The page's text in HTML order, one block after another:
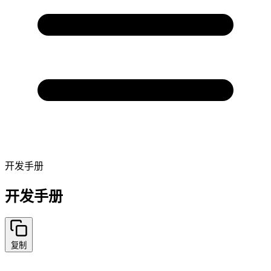
开发手册
开发手册
复制